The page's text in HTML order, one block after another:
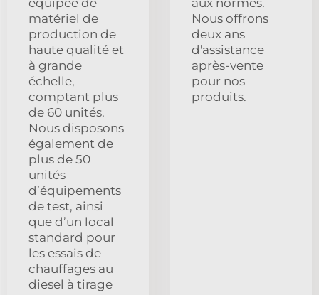
matériel de
production de
haute qualité et
à grande
échelle,
comptant plus
de 60 unités.
Nous disposons
également de
plus de 50
unités
d’équipements
de test, ainsi
que d’un local
standard pour
les essais de
chauffages au
diesel à tirage
Nous offrons
deux ans
d'assistance
après-vente
pour nos
produits.